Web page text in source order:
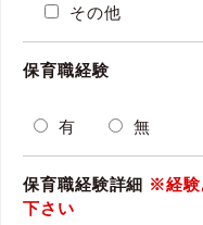
その他
保育職経験
有 無
保育職経験詳細 ※経験
下さい